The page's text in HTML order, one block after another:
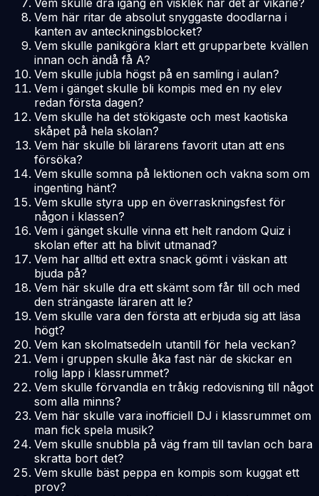
Vem här ritar de absolut snyggaste doodlarna i
kanten av anteckningsblocket?
Vem skulle panikgöra klart ett grupparbete kvällen
innan och ändå få A?
Vem skulle jubla högst på en samling i aulan?
Vem i gänget skulle bli kompis med en ny elev
redan första dagen?
Vem skulle ha det stökigaste och mest kaotiska
skåpet på hela skolan?
Vem här skulle bli lärarens favorit utan att ens
försöka?
Vem skulle somna på lektionen och vakna som om
ingenting hänt?
Vem skulle styra upp en överraskningsfest för
någon i klassen?
Vem i gänget skulle vinna ett helt random Quiz i
skolan efter att ha blivit utmanad?
Vem har alltid ett extra snack gömt i väskan att
bjuda på?
Vem här skulle dra ett skämt som får till och med
den strängaste läraren att le?
Vem skulle vara den första att erbjuda sig att läsa
högt?
Vem kan skolmatsedeln utantill för hela veckan?
Vem i gruppen skulle åka fast när de skickar en
rolig lapp i klassrummet?
Vem skulle förvandla en tråkig redovisning till något
som alla minns?
Vem här skulle vara inofficiell DJ i klassrummet om
man fick spela musik?
Vem skulle snubbla på väg fram till tavlan och bara
skratta bort det?
Vem skulle bäst peppa en kompis som kuggat ett
prov?